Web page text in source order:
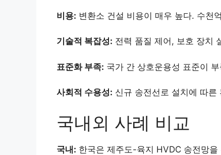
비용: 변환소 건설 비용이 매우 높다. 수천
기술적 복잡성: 전력 품질 제어, 보호 장치
표준화 부족: 국가 간 상호운용성 표준이
사회적 수용성: 신규 송전선로 설치에 따른
국내외 사례 비교
국내: 한국은 제주도-육지 HVDC 송전망